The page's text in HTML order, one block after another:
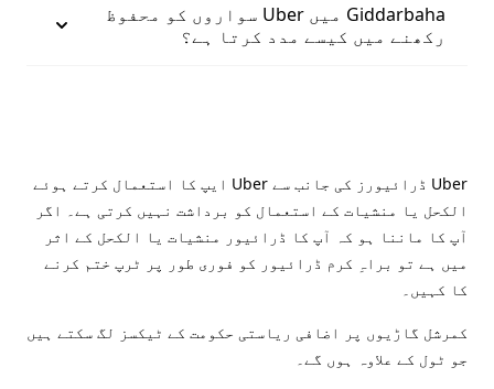
Giddarbaha میں Uber سواروں کو محفوظ
رکھنے میں کیسے مدد کرتا ہے؟
Uber ڈرائیورز کی جانب سے Uber ایپ کا استعمال کرتے ہوئے
الکحل یا منشیات کے استعمال کو برداشت نہیں کرتی ہے۔ اگر
آپ کا ماننا ہو کہ آپ کا ڈرائیور منشیات یا الکحل کے اثر
میں ہے تو براہِ کرم ڈرائیور کو فوری طور پر ٹرپ ختم کرنے
کا کہیں۔
کمرشل گاڑیوں پر اضافی ریاستی حکومت کے ٹیکسز لگ سکتے ہیں
جو ٹول کے علاوہ ہوں گے۔